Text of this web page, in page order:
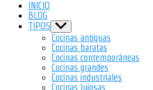
INICIO
BLOG
TIPOS Show
sub
menu
Cocinas antiguas
Cocinas baratas
Cocinas contemporáneas
Cocinas grandes
Cocinas industriales
Cocinas lujosas